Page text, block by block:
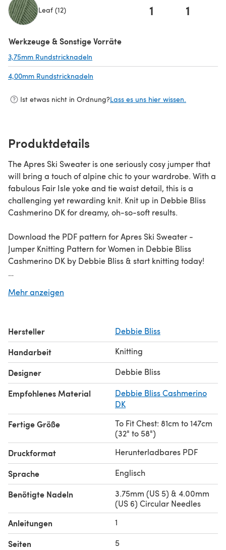
Leaf (12) 1 1
Werkzeuge & Sonstige Vorräte
3,75mm Rundstricknadeln
4,00mm Rundstricknadeln
Ist etwas nicht in Ordnung?Lass es uns hier wissen.
Produktdetails
The Apres Ski Sweater is one seriously cosy jumper that
will bring a touch of alpine chic to your wardrobe. With a
fabulous Fair Isle yoke and tie waist detail, this is a
challenging yet rewarding knit. Knit up in Debbie Bliss
Cashmerino DK for dreamy, oh-so-soft results.
Download the PDF pattern for Apres Ski Sweater -
Jumper Knitting Pattern for Women in Debbie Bliss
Cashmerino DK by Debbie Bliss & start knitting today!
patternsat LoveCrafts.com.
Mehr anzeigen
Hersteller Debbie Bliss
Handarbeit Knitting
Designer Debbie Bliss
Empfohlenes Material
Debbie Bliss Cashmerino
DK
Fertige Größe
To Fit Chest: 81cm to 147cm
(32" to 58")
Druckformat Herunterladbares PDF
Sprache Englisch
Benötigte Nadeln
3.75mm (US 5) & 4.00mm
(US 6) Circular Needles
Anleitungen 1
Seiten 5